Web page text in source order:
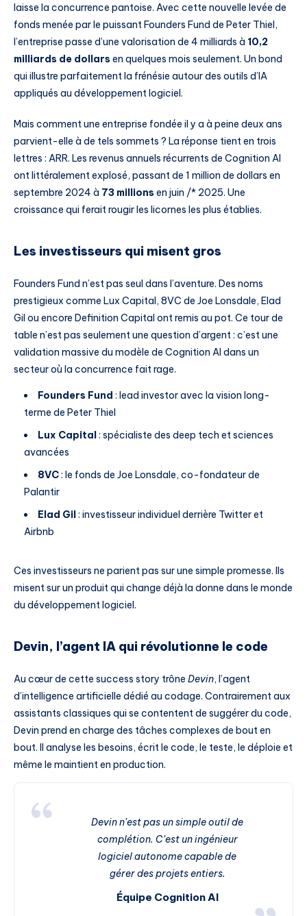
laisse la concurrence pantoise. Avec cette nouvelle levée de
fonds menée par le puissant Founders Fund de Peter Thiel,
l’entreprise passe d’une valorisation de 4 milliards à 10,2
milliards de dollars en quelques mois seulement. Un bond
qui illustre parfaitement la frénésie autour des outils d’IA
appliqués au développement logiciel.
Mais comment une entreprise fondée il y a à peine deux ans
parvient-elle à de tels sommets ? La réponse tient en trois
lettres : ARR. Les revenus annuels récurrents de Cognition AI
ont littéralement explosé, passant de 1 million de dollars en
septembre 2024 à 73 millions en juin /* 2025. Une
croissance qui ferait rougir les licornes les plus établies.
Les investisseurs qui misent gros
Founders Fund n’est pas seul dans l’aventure. Des noms
prestigieux comme Lux Capital, 8VC de Joe Lonsdale, Elad
Gil ou encore Definition Capital ont remis au pot. Ce tour de
table n’est pas seulement une question d’argent : c’est une
validation massive du modèle de Cognition AI dans un
secteur où la concurrence fait rage.
Founders Fund : lead investor avec la vision long-
terme de Peter Thiel
Lux Capital: spécialiste des deep tech et sciences
avancées
8VC: le fonds de Joe Lonsdale, co-fondateur de
Palantir
Elad Gil: investisseur individuel derrière Twitter et
Airbnb
Ces investisseurs ne parient pas sur une simple promesse. Ils
misent sur un produit qui change déjà la donne dans le monde
du développement logiciel.
Devin, l’agent IA qui révolutionne le code
Au cœur de cette success story trône Devin, l’agent
d’intelligence artificielle dédié au codage. Contrairement aux
assistants classiques qui se contentent de suggérer du code,
Devin prend en charge des tâches complexes de bout en
bout. Il analyse les besoins, écrit le code, le teste, le déploie et
même le maintient en production.
Devin n’est pas un simple outil de
complétion. C’est un ingénieur
logiciel autonome capable de
gérer des projets entiers.
Équipe Cognition AI